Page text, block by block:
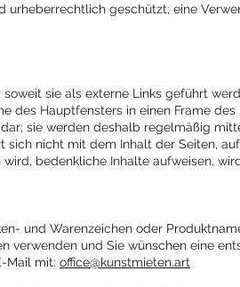
urheberrechtlich geschützt; eine
sie als externe Links geführt
des Hauptfensters in einen Frame
sie werden deshalb regelmäßig
sich nicht mit dem Inhalt der Seiten,
bedenkliche Inhalte aufweisen,
und Warenzeichen oder
verwenden und Sie wünschen eine
Mail mit: office@kunstmieten.art